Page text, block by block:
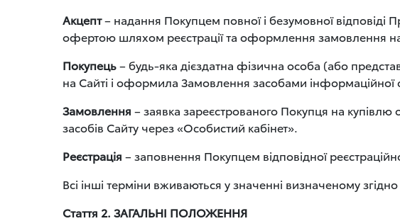
Акцепт– надання Покупцем повної і безумовної
офертою шляхом реєстрації та оформлення замовлення
Покупець– будь-яка дієздатна фізична особа (або
на Сайті і оформила Замовлення засобами інформаційної
Замовлення – заявка зареєстрованого Покупця на
засобів Сайту через «Особистий кабінет».
Реєстрація – заповнення Покупцем відповідної
Всі інші терміни вживаються у значенні визначеному
Стаття 2. ЗАГАЛЬНІ ПОЛОЖЕННЯ